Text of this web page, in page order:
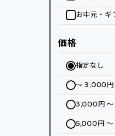
お中元・ギ
価格
指定なし
～ 3,000円
3,000円
5,000円